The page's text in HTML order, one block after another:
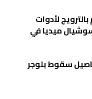
لأدوات
ميديا في
سقوط بلوجر